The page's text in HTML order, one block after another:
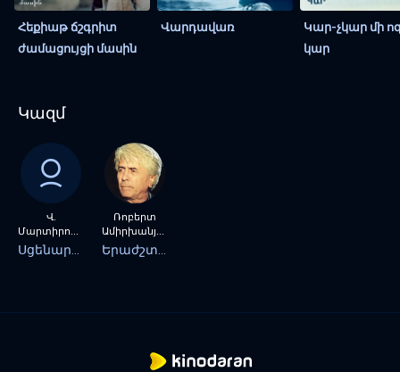
Հեքիաթ ճշգրիտ
ժամացույցի մասին
Վարդավառ
Կար-չկար մի
կար
Կազմ
Վ.
Մարտիրոսյան
Ռոբերտ
Ամիրխանյան